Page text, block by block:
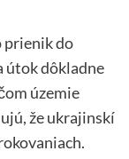
prienik do
útok dôkladne
územie
že ukrajinskí